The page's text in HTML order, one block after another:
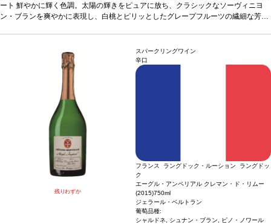
グラス、パッションフルーツの風味と混ざり合い、心地よくすっきりとして爽やか
な酸味を含む後味へと誘われる。葡萄品種ソーヴィニヨン・ブラン 87%、リース
ルニア・サスティナブル・ワイナリー認証*本ヴィンテージが在庫切れの場合、在
庫があり価格が同様の場合は自動的に次のヴィンテージに変更されます、ご了承く
ート 鮮やかに輝く色調。太陽の輝きをピュアに放ち、クラシックなソーヴィニヨ
ン・ブランを爽やかに表現し、白桃とピリッとしたグレープフルーツの繊細な芳香
葡萄品種 ソーヴィニヨン・ブラン 87%、リース
リング 7%、シュナン・ブラン 6%
カリフォルニア・グリーン・メダル-サステ
ィナブル・ワイングローイング、ビジネス・リーダーシップ・アワード、カリフォ
ルニア・サスティナブル・ワイナリー認証
庫があり価格が同様の場合は自動的に次のヴィンテージに変更されます、ご了承く
残りわずか
スパークリングワイン
辛口
フランス ラングドック・ルーション ラングドッ
ク
エーグル・アンペリアル クレマン・ド・リムー
(2015)750ml
ジェラール・ベルトラン
葡萄品種:
シャルドネ, シュナン・ブラン, ピノ・ノワール